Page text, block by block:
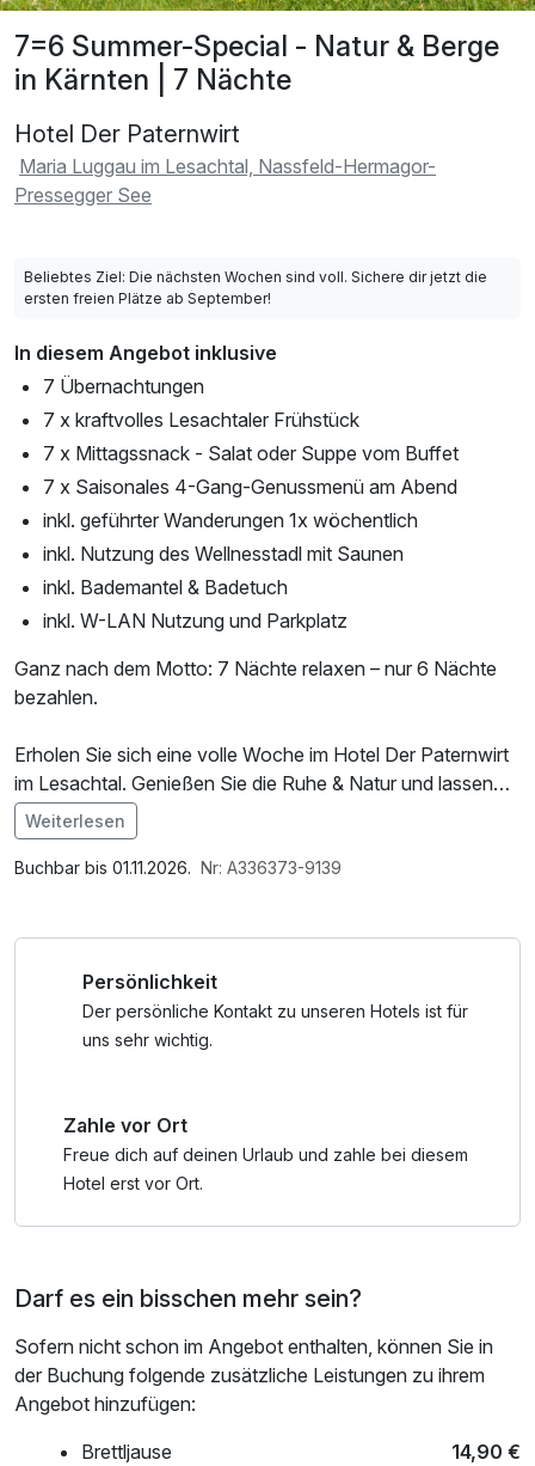
7=6 Summer-Special - Natur & Berge
in Kärnten | 7 Nächte
Hotel Der Paternwirt
Maria Luggau im Lesachtal, Nassfeld-Hermagor-
Pressegger See
Beliebtes Ziel: Die nächsten Wochen sind voll. Sichere dir jetzt die
ersten freien Plätze ab September!
In diesem Angebot inklusive
7 Übernachtungen
7 x kraftvolles Lesachtaler Frühstück
7 x Mittagssnack - Salat oder Suppe vom Buffet
7 x Saisonales 4-Gang-Genussmenü am Abend
inkl. geführter Wanderungen 1x wöchentlich
inkl. Nutzung des Wellnesstadl mit Saunen
inkl. Bademantel & Badetuch
inkl. W-LAN Nutzung und Parkplatz
Ganz nach dem Motto: 7 Nächte relaxen – nur 6 Nächte
bezahlen.
Erholen Sie sich eine volle Woche im Hotel Der Paternwirt
im Lesachtal. Genießen Sie die Ruhe & Natur und lassen
Sie sich verwöhnen.
Im Angebot enthalten
Saunabenutzung, Parkplatz, Nutzung des
Weiterlesen
Buchbar bis 01.11.2026. Nr: A336373-9139
Persönlichkeit
Der persönliche Kontakt zu unseren Hotels ist für
uns sehr wichtig.
Zahle vor Ort
Freue dich auf deinen Urlaub und zahle bei diesem
Hotel erst vor Ort.
Darf es ein bisschen mehr sein?
Sofern nicht schon im Angebot enthalten, können Sie in
der Buchung folgende zusätzliche Leistungen zu ihrem
Angebot hinzufügen:
Brettljause
14,90 €